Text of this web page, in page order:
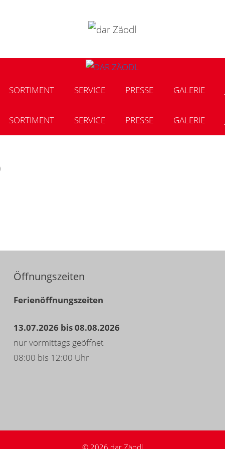
SORTIMENT SERVICE PRESSE GALERIE
SORTIMENT SERVICE PRESSE GALERIE
Öffnungszeiten
Ferienöffnungszeiten
13.07.2026 bis 08.08.2026
nur vormittags geöffnet
08:00 bis 12:00 Uhr